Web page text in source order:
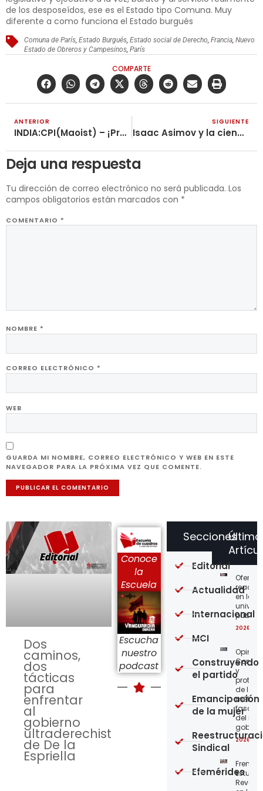
de los desposeídos, ese es el Estado tipo Comuna. Muy
diferente a como funciona el Estado burgués
Comuna de París,Estado Burgués,Estado social de Derecho,Francia,Nuevo
Estado de Obreros y Campesinos,París
COMPARTE
ANTERIOR
INDIA:CPI(Maoist) – ¡Protesta en masa contra la decisión del gobierno Brahmanical Hindutva Karnataka BJP de eliminar a la comunidad musulmana del derecho a la reserva OBC!
SIGUIENTE
Isaac Asimov y la ciencia ficción
Deja una respuesta
Tu dirección de correo electrónico no será publicada. Los
campos obligatorios están marcados con *
COMENTARIO *
NOMBRE *
CORREO ELECTRÓNICO *
WEB
GUARDA MI NOMBRE, CORREO ELECTRÓNICO Y WEB EN ESTE
NAVEGADOR PARA LA PRÓXIMA VEZ QUE COMENTE.
Dos
caminos,
dos
tácticas
para
enfrentar
al
gobierno
ultraderechista
de De la
Espriella
Conoce
la
Escuela
Escucha
nuestro
podcast
en las
2026-
y
de los
del
2026-
Frente
Secciones
Editorial
Actualidad
Internacional
MCI
Construyendo
el partido
Emancipación
de la mujer
Sindical
Efemérides